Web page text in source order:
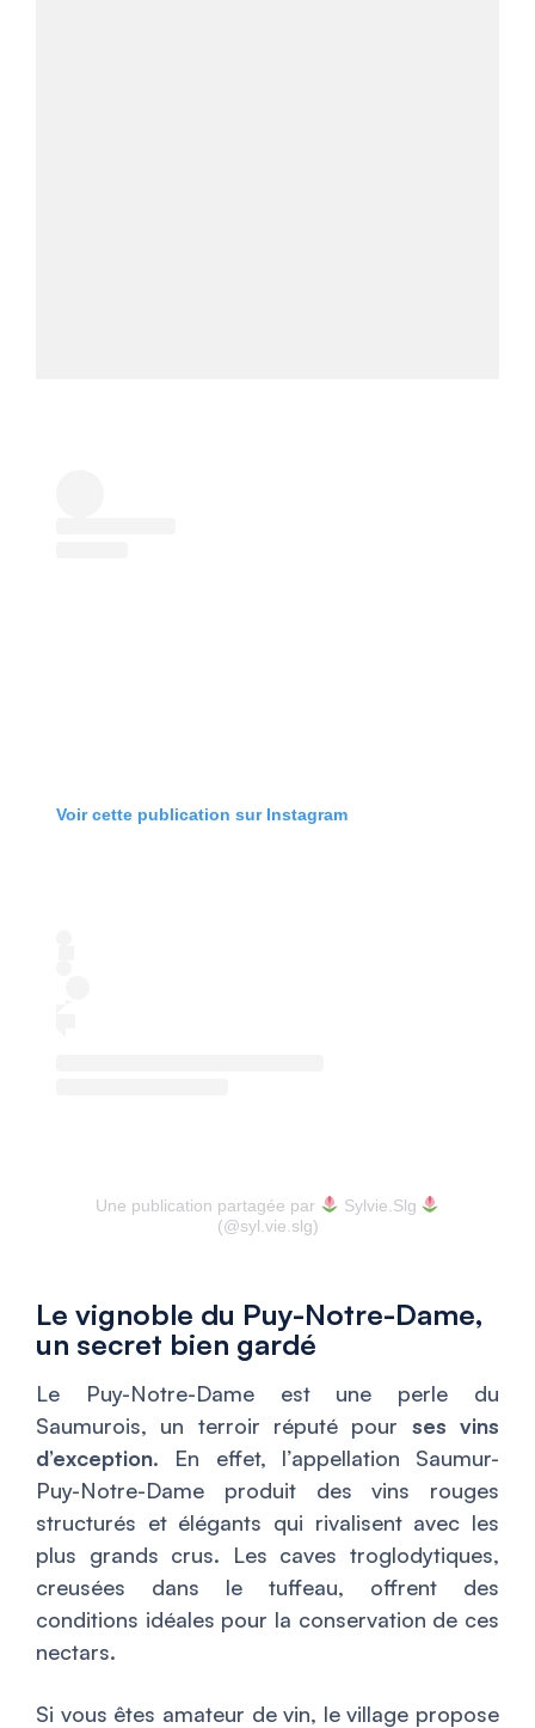
Voir cette publication sur Instagram
Une publication partagée par
Sylvie.Slg
(@syl.vie.slg)
Le vignoble du Puy-Notre-Dame,
un secret bien gardé
Le Puy-Notre-Dame est une perle du
Saumurois, un terroir réputé pour ses vins
d’exception. En effet, l’appellation Saumur-
Puy-Notre-Dame produit des vins rouges
structurés et élégants qui rivalisent avec les
plus grands crus. Les caves troglodytiques,
creusées dans le tuffeau, offrent des
conditions idéales pour la conservation de ces
nectars.
Si vous êtes amateur de vin, le village propose